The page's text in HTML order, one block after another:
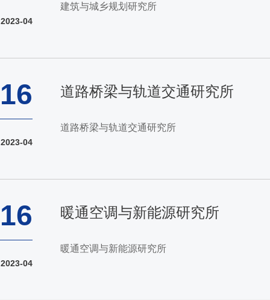
2023-04
建筑与城乡规划研究所
16
2023-04
道路桥梁与轨道交通研究所
道路桥梁与轨道交通研究所
16
2023-04
暖通空调与新能源研究所
暖通空调与新能源研究所